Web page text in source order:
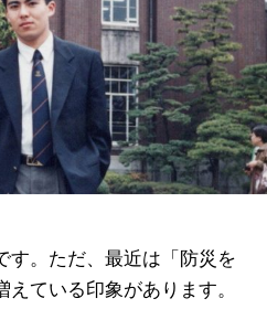
。ただ、最近は「防災を
ている印象があります。